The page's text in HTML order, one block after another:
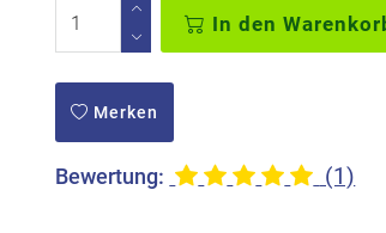
In den
Merken
Bewertung: (1)